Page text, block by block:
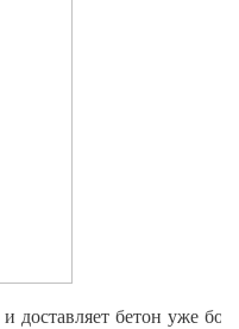
и доставляет бетон уже